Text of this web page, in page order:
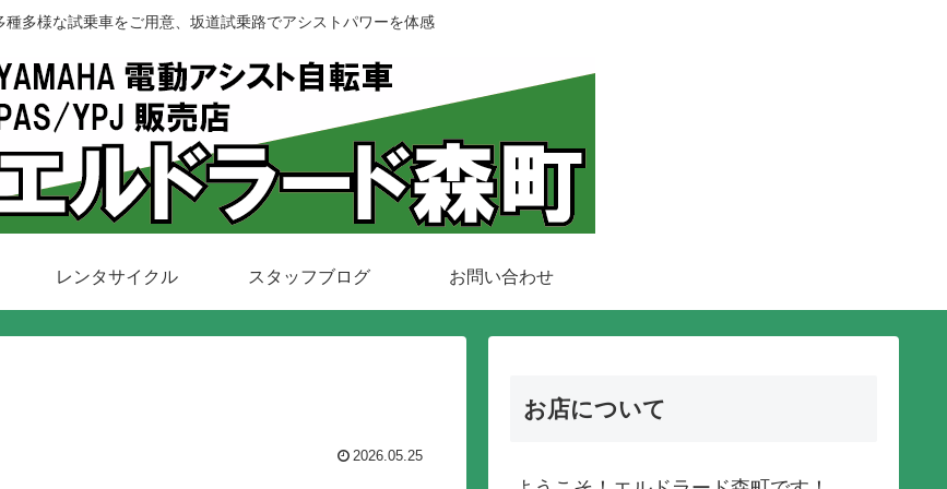
種多様な試乗車をご用意、坂道試乗路でアシストパワーを体感
レンタサイクル スタッフブログ お問い合わせ
2026.05.25
お店について